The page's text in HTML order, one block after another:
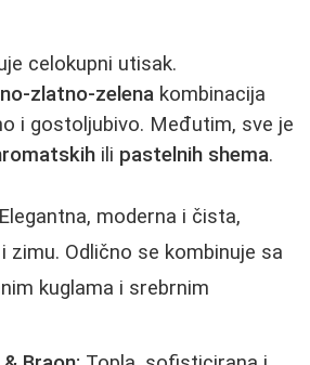
celokupni utisak.
zlatno-zelena kombinacija
i gostoljubivo. Međutim, sve je
ili pastelnih shema.
Elegantna, moderna i čista,
zimu. Odlično se kombinuje sa
kuglama i srebrnim